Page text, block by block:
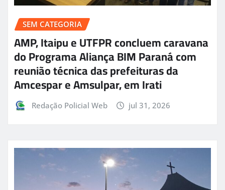
SEM CATEGORIA
AMP, Itaipu e UTFPR concluem caravana
do Programa Aliança BIM Paraná com
reunião técnica das prefeituras da
Amcespar e Amsulpar, em Irati
Redação Policial Web jul 31, 2026